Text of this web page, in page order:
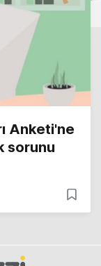
Anketi'ne
sorunu